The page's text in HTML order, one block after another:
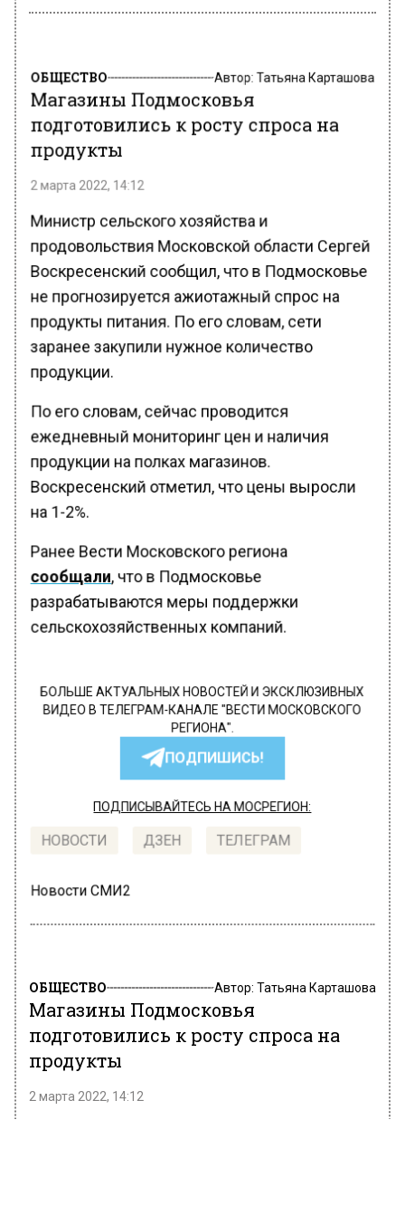
ОБЩЕСТВО Автор:Татьяна Карташова
Магазины Подмосковья
подготовились к росту спроса на
продукты
2 марта 2022, 14:12
Министр сельского хозяйства и
продовольствия Московской области Сергей
Воскресенский сообщил, что в Подмосковье
не прогнозируется ажиотажный спрос на
продукты питания. По его словам, сети
заранее закупили нужное количество
продукции.
По его словам, сейчас проводится
ежедневный мониторинг цен и наличия
продукции на полках магазинов.
Воскресенский отметил, что цены выросли
на 1-2%.
Ранее Вести Московского региона
сообщали, что в Подмосковье
разрабатываются меры поддержки
сельскохозяйственных компаний.
БОЛЬШЕ АКТУАЛЬНЫХ НОВОСТЕЙ И ЭКСКЛЮЗИВНЫХ
ВИДЕО В ТЕЛЕГРАМ-КАНАЛЕ "ВЕСТИ МОСКОВСКОГО
РЕГИОНА".
ПОДПИШИСЬ!
ПОДПИСЫВАЙТЕСЬ НА МОСРЕГИОН:
НОВОСТИ ДЗЕН ТЕЛЕГРАМ
Новости СМИ2
ОБЩЕСТВО Автор: Татьяна Карташова
Магазины Подмосковья
подготовились к росту спроса на
продукты
2 марта 2022, 14:12